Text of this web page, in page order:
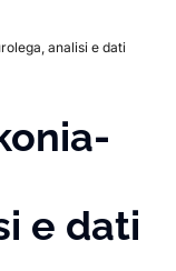
analisi e dati
e dati